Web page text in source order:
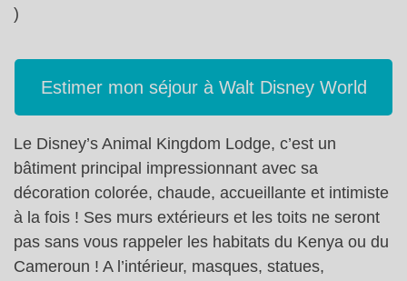
)
Estimer mon séjour à Walt Disney World
Le Disney’s Animal Kingdom Lodge, c’est un
bâtiment principal impressionnant avec sa
décoration colorée, chaude, accueillante et intimiste
à la fois ! Ses murs extérieurs et les toits ne seront
pas sans vous rappeler les habitats du Kenya ou du
Cameroun ! A l’intérieur, masques, statues,